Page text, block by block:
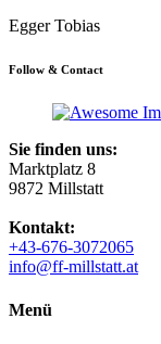
Egger Tobias
Follow & Contact
Sie finden uns:
Marktplatz 8
9872 Millstatt
Kontakt:
+43-676-3072065
info@ff-millstatt.at
Menü